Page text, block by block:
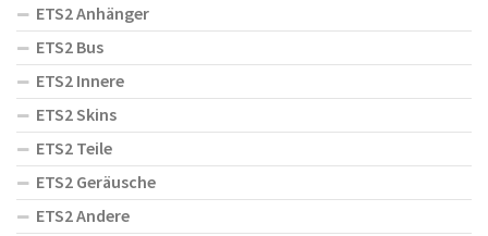
ETS2 Anhänger
ETS2 Bus
ETS2 Innere
ETS2 Skins
ETS2 Teile
ETS2 Geräusche
ETS2 Andere